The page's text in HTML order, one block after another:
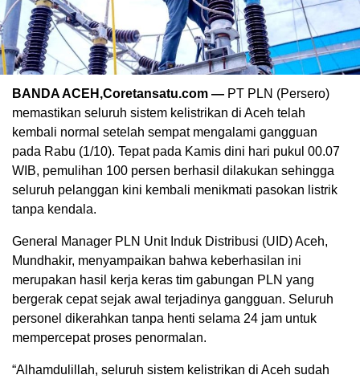
BANDA ACEH,Coretansatu.com — PT PLN (Persero)
memastikan seluruh sistem kelistrikan di Aceh telah
kembali normal setelah sempat mengalami gangguan
pada Rabu (1/10). Tepat pada Kamis dini hari pukul 00.07
WIB, pemulihan 100 persen berhasil dilakukan sehingga
seluruh pelanggan kini kembali menikmati pasokan listrik
tanpa kendala.
General Manager PLN Unit Induk Distribusi (UID) Aceh,
Mundhakir, menyampaikan bahwa keberhasilan ini
merupakan hasil kerja keras tim gabungan PLN yang
bergerak cepat sejak awal terjadinya gangguan. Seluruh
personel dikerahkan tanpa henti selama 24 jam untuk
mempercepat proses penormalan.
“Alhamdulillah, seluruh sistem kelistrikan di Aceh sudah